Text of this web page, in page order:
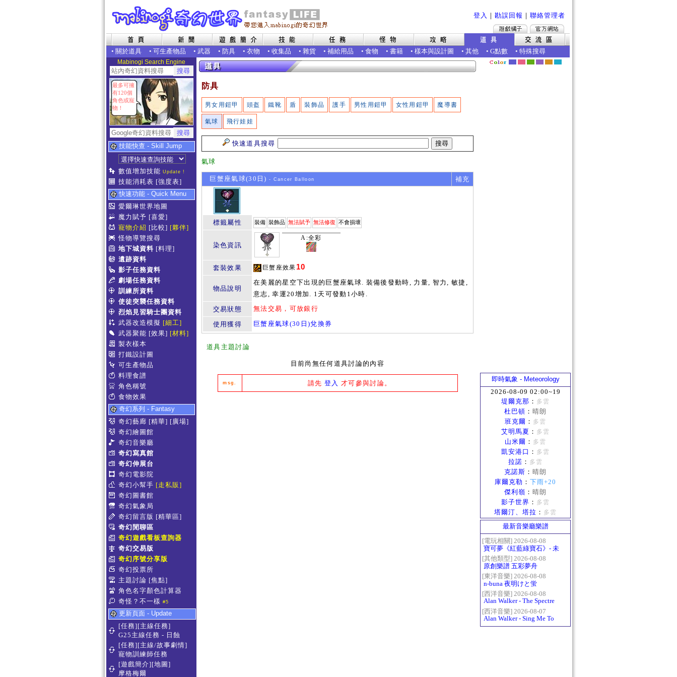
登入 ｜ 勘誤回報 ｜ 聯絡管理者
• 關於道具 • 可生產物品 • 武器 • 防具 • 衣物 • 收集品 • 雜貨 • 補給用品 • 食物 • 書籍 • 樣本與設計圖 • 其他 • G點數 • 特殊搜尋
Mabinogi Search Engine
最多可擁
有120個
角色或寵
物！
技能快查 - Skill Jump
數值增加技能 Update !
技能消耗表 [強度表]
快速功能 - Quick Menu
愛爾琳世界地圖
魔力賦予 [喜愛]
寵物介紹 [比較] [夥伴]
怪物導覽搜尋
地下城資料 [料理]
遺跡資料
影子任務資料
劇場任務資料
訓練所資料
使徒突襲任務資料
烈焰見習騎士團資料
武器改造模擬 [細工]
武器聚能 [效果] [材料]
製衣樣本
打鐵設計圖
可生產物品
料理食譜
角色稱號
食物效果
奇幻系列 - Fantasy
奇幻藝廊 [精華] [廣場]
奇幻繪圖館
奇幻音樂廳
奇幻寫真館
奇幻伸展台
奇幻電影院
奇幻小幫手 [走私販]
奇幻圖書館
奇幻氣象局
奇幻留言版 [精華區]
奇幻閒聊區
奇幻遊戲看板查詢器
奇幻交易版
奇幻序號分享版
奇幻投票所
主題討論 [焦點]
角色名字顏色計算器
奇怪？不一樣 #5
更新頁面 - Update
[任務][主線任務]
G25主線任務 - 日蝕
[任務][主線/故事劇情]
寵物訓練師任務
[遊戲簡介][地圖]
摩格梅爾
防具
男女用鎧甲 頭盔 鐵靴 盾 裝飾品 護手 男性用鎧甲 女性用鎧甲 魔導書
氣球 飛行娃娃
快速道具搜尋
氣球
巨蟹座氣球(30日) - Cancer Balloon 補充
標籤屬性 裝備 裝飾品 無法賦予 無法修復 不會損壞
染色資訊
A:全彩
套裝效果 巨蟹座效果 10
物品說明
在美麗的星空下出現的巨蟹座氣球. 裝備後發動時, 力量, 智力, 敏捷,
意志, 幸運20增加. 1天可發動1小時.
交易狀態
無法交易，可放銀行
使用獲得 巨蟹座氣球(30日)兌換券
道具主題討論
目前尚無任何道具討論的內容
msg. 請先 登入 才可參與討論。
即時氣象 - Meteorology
2026-08-09 02:00~19
堤爾克那 ： 多雲
杜巴頓 ： 晴朗
班克爾 ： 多雲
艾明馬夏 ： 多雲
山米爾 ： 多雲
凱安港口 ： 多雲
拉諾 ： 多雲
克諾斯 ： 晴朗
庫爾克勒 ： 下雨+20
傑利嶺 ： 晴朗
影子世界 ： 多雲
塔爾汀、塔拉 ： 多雲
最新音樂廳樂譜
[電玩相關] 2026-08-08
寶可夢《紅藍綠寶石》- 未
白鎮BGM (Littleroot Town)
[其他類型] 2026-08-08
原創樂譜 五彩夢舟
[東洋音樂] 2026-08-08
n-buna 夜明けと蛍
[西洋音樂] 2026-08-08
Alan Walker - The Spectre
[西洋音樂] 2026-08-07
Alan Walker - Sing Me To
Sleep